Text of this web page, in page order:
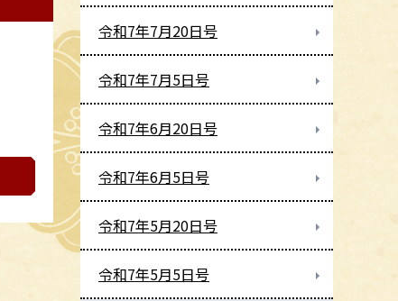
令和7年7月20日号
令和7年7月5日号
令和7年6月20日号
令和7年6月5日号
令和7年5月20日号
令和7年5月5日号